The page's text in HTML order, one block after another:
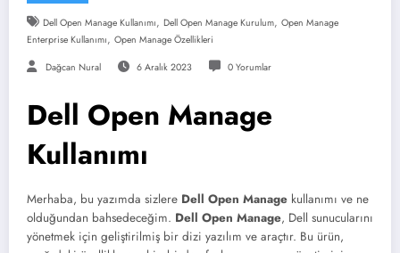
Dell Open Manage Kullanımı, Dell Open Manage Kurulum, Open Manage
Enterprise Kullanımı, Open Manage Özellikleri
Dağcan Nural 6 Aralık 2023 0 Yorumlar
Dell Open Manage
Kullanımı
Merhaba, bu yazımda sizlere Dell Open Manage kullanımı ve ne
olduğundan bahsedeceğim. Dell Open Manage, Dell sunucularını
yönetmek için geliştirilmiş bir dizi yazılım ve araçtır. Bu ürün,